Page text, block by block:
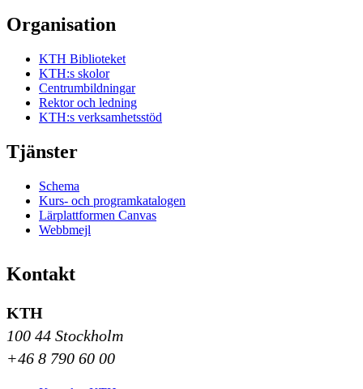
Organisation
KTH Biblioteket
KTH:s skolor
Centrumbildningar
Rektor och ledning
KTH:s verksamhetsstöd
Tjänster
Schema
Kurs- och programkatalogen
Lärplattformen Canvas
Webbmejl
Kontakt
KTH
100 44 Stockholm
+46 8 790 60 00